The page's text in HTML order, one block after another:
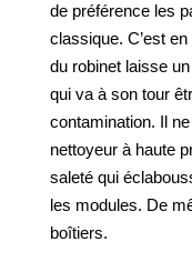
de préférence les
classique. C’est en
du robinet laisse
qui va à son tour
contamination. Il
nettoyeur à haute
saleté qui
les modules. De
boîtiers.